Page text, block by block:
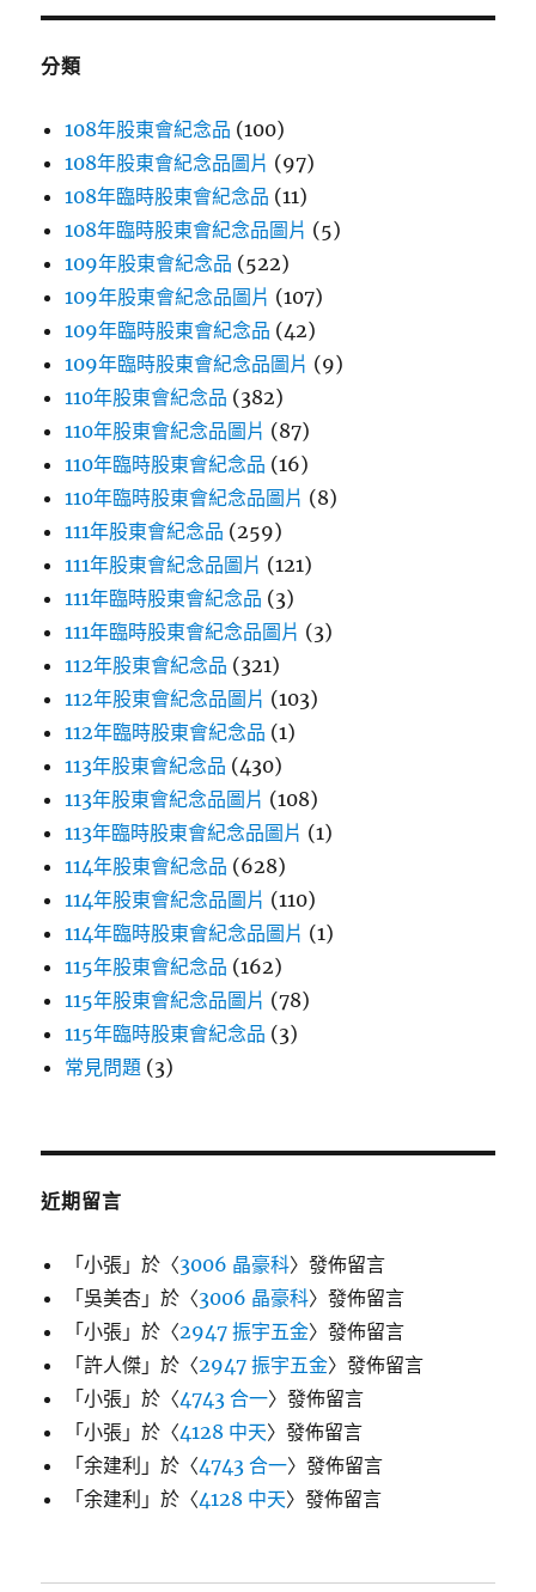
鍵
分類
108年股東會紀念品 (100)
108年股東會紀念品圖片 (97)
108年臨時股東會紀念品 (11)
108年臨時股東會紀念品圖片 (5)
109年股東會紀念品 (522)
109年股東會紀念品圖片 (107)
109年臨時股東會紀念品 (42)
109年臨時股東會紀念品圖片 (9)
110年股東會紀念品 (382)
110年股東會紀念品圖片 (87)
110年臨時股東會紀念品 (16)
110年臨時股東會紀念品圖片 (8)
111年股東會紀念品 (259)
111年股東會紀念品圖片 (121)
111年臨時股東會紀念品 (3)
111年臨時股東會紀念品圖片 (3)
112年股東會紀念品 (321)
112年股東會紀念品圖片 (103)
112年臨時股東會紀念品 (1)
113年股東會紀念品 (430)
113年股東會紀念品圖片 (108)
113年臨時股東會紀念品圖片 (1)
114年股東會紀念品 (628)
114年股東會紀念品圖片 (110)
114年臨時股東會紀念品圖片 (1)
115年股東會紀念品 (162)
115年股東會紀念品圖片 (78)
115年臨時股東會紀念品 (3)
常見問題 (3)
近期留言
「小張 」於〈3006 晶豪科〉發佈留言
「吳美杏 」於〈3006 晶豪科〉發佈留言
「小張 」於〈2947 振宇五金〉發佈留言
「許人傑 」於〈2947 振宇五金〉發佈留言
「小張 」於〈4743 合一〉發佈留言
「小張 」於〈4128 中天〉發佈留言
「余建利 」於〈4743 合一〉發佈留言
「余建利 」於〈4128 中天〉發佈留言